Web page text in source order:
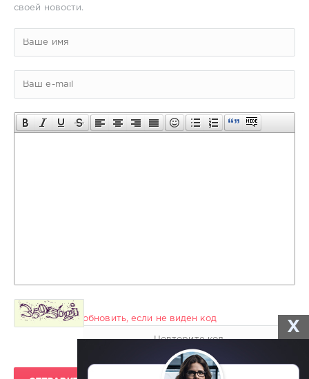
своей новости.
обновить, если не виден код
X